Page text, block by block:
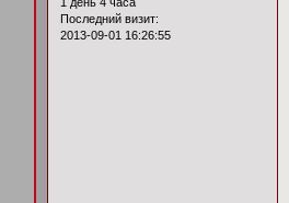
Последний визит:
2013-09-01 16:26:55